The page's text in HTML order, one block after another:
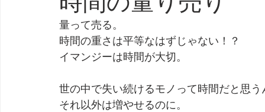
Imanjy Studio 使われているモノ 食べんじーの美味
劇団 Avan 劇伴が出来るまでを追ったドキュメンタリー
量って売る。
時間の重さは平等なはずじゃない！？
イマンジーは時間が大切。
世の中で失い続けるモノって時間だと思う
それ以外は増やせるのに。